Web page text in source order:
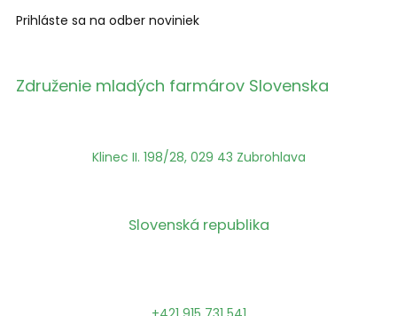
Prihláste sa na odber noviniek
Združenie mladých farmárov Slovenska
Klinec II. 198/28, 029 43 Zubrohlava
Slovenská republika